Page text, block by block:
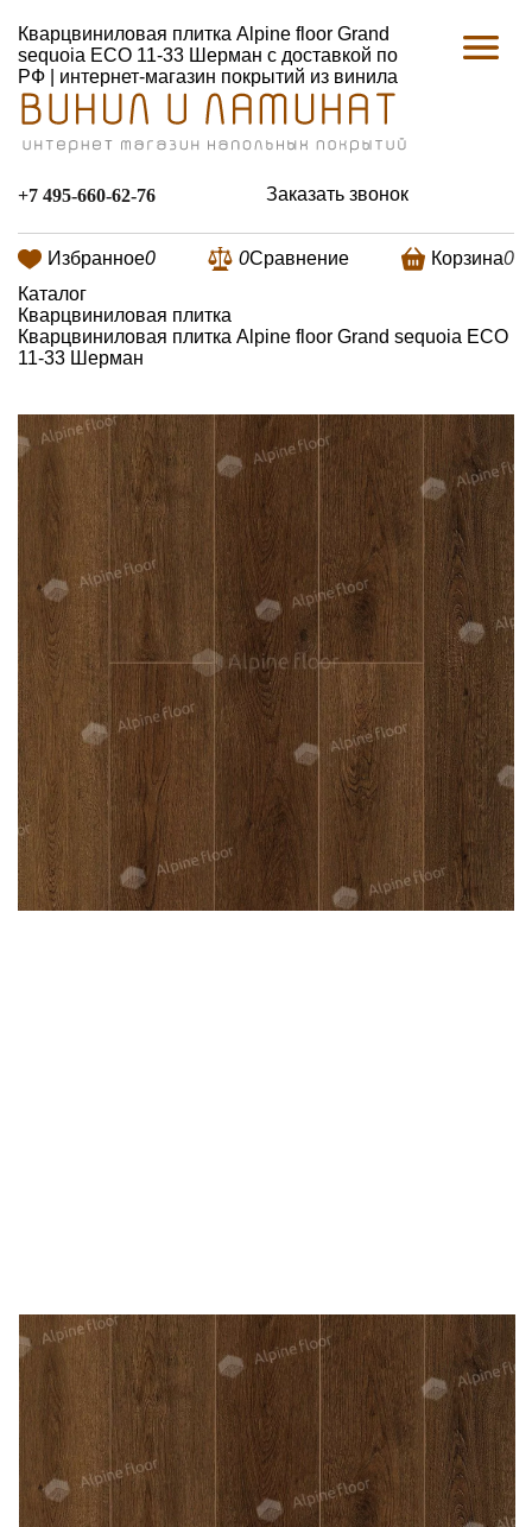
Кварцвиниловая плитка Alpine floor Grand
sequoia ECO 11-33 Шерман с доставкой по
РФ | интернет-магазин покрытий из винила
+7 495-660-62-76 Заказать звонок
Избранное0 0Сравнение Корзина0
Каталог
Кварцвиниловая плитка
Кварцвиниловая плитка Alpine floor Grand sequoia ECO
11-33 Шерман